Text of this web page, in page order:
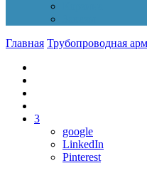
Главная Трубопроводная
3
google
LinkedIn
Pinterest